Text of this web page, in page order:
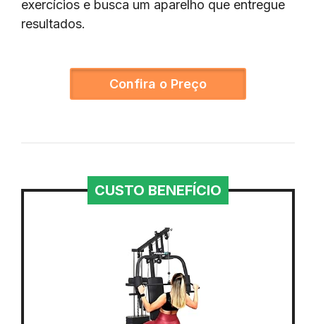
exercícios e busca um aparelho que entregue
resultados.
Confira o Preço
CUSTO BENEFÍCIO